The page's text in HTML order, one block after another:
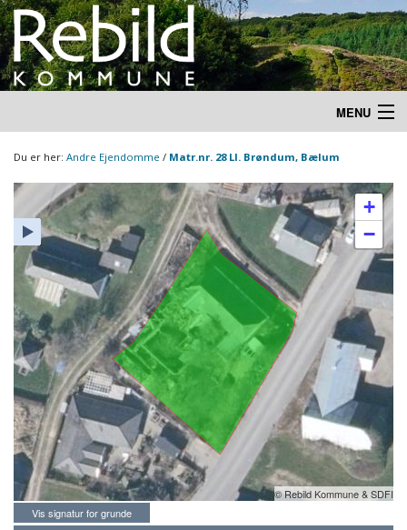
MENU
Du er her: Andre Ejendomme / Matr.nr. 28 LI. Brøndum, Bælum
+
−
© Rebild Kommune & SDFI
Vis signatur for grunde